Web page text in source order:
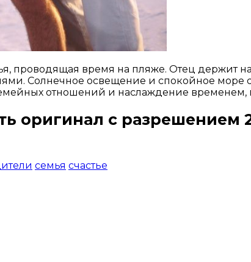
проводящая время на пляже. Отец держит
Солнечное освещение и спокойное море
отношений и наслаждение временем,
оригинал с разрешением
семья счастье